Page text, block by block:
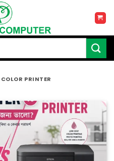
COLOR PRINTER